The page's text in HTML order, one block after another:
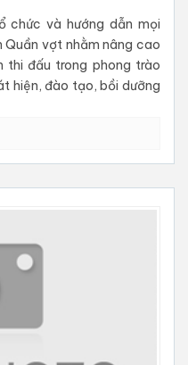
chức và hướng dẫn mọi
Quần vợt nhằm nâng cao
thi đấu trong phong trào
hiện, đào tạo, bồi dưỡng